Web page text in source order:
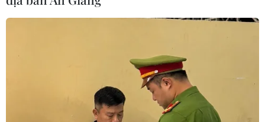
CƠ QUAN CHỦ QUẢN: THÔNG TẤN XÃ VIỆT NAM
Tổng Biên tập: TRẦN TIẾN DUẨN